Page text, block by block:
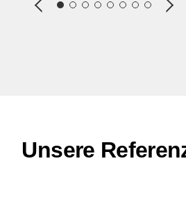
Unsere